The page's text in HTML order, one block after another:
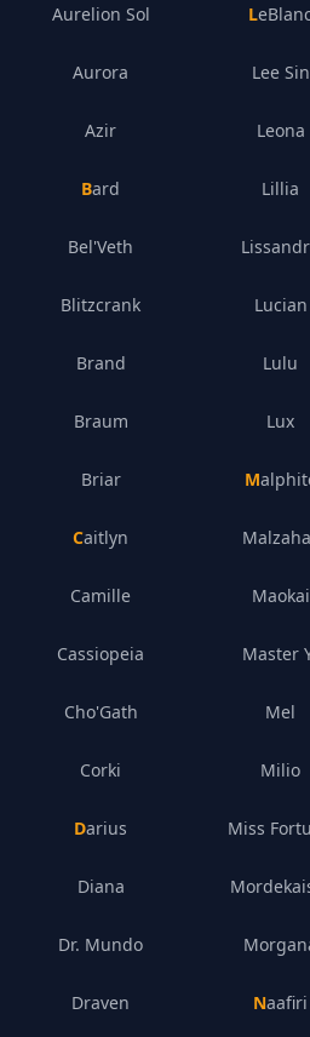
Aurelion Sol
Aurora
Azir
Bard
Bel'Veth
Blitzcrank
Brand
Braum
Briar
Caitlyn
Camille
Cassiopeia
Cho'Gath
Corki
Darius
Diana
Dr. Mundo
Draven
LeBlanc
Lee Sin
Leona
Lillia
Lucian
Lulu
Lux
Maokai
Master
Mel
Milio
Miss
Naafiri